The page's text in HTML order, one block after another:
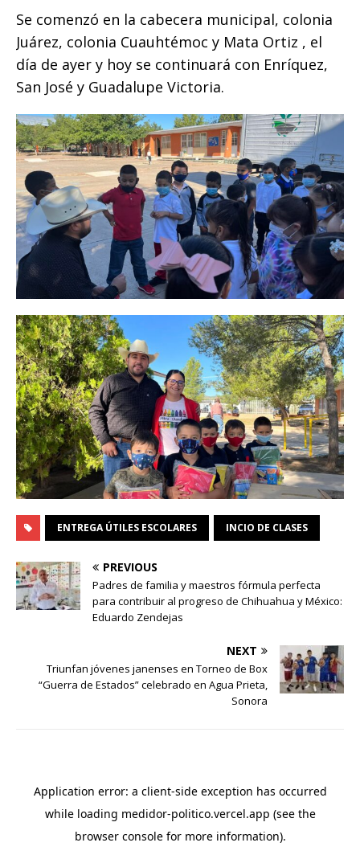
Se comenzó en la cabecera municipal, colonia
Juárez, colonia Cuauhtémoc y Mata Ortiz , el
día de ayer y hoy se continuará con Enríquez,
San José y Guadalupe Victoria.
ENTREGA ÚTILES ESCOLARES INCIO DE CLASES
PREVIOUS
Padres de familia y maestros fórmula perfecta
para contribuir al progreso de Chihuahua y México:
Eduardo Zendejas
NEXT
Triunfan jóvenes janenses en Torneo de Box
“Guerra de Estados” celebrado en Agua Prieta,
Sonora